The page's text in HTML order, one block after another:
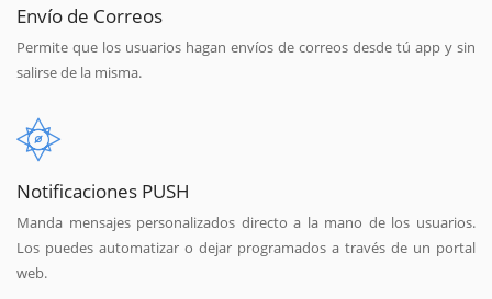
Envío de Correos
Permite que los usuarios hagan envíos de correos desde tú app y sin
salirse de la misma.
Notificaciones PUSH
Manda mensajes personalizados directo a la mano de los usuarios.
Los puedes automatizar o dejar programados a través de un portal
web.